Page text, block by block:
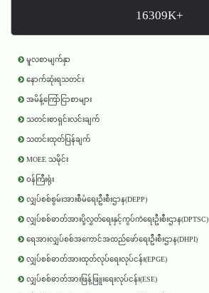
16309K+
မူလစာမျက်နှာ
နောက်ဆုံးရသတင်း
အမိန့်ကြော်ငြာစာများ
သတင်းစာရှင်းလင်းချက်
သတင်းထုတ်ပြန်ချက်
MOEE သမိုင်း
ဝန်ကြီးရုံး
လျှပ်စစ်စွမ်းအားစီမံရေးဦးစီးဌာန(DEPP)
လျှပ်စစ်ဓာတ်အားပို့လွှတ်ရေးနှင့်ကွပ်ကဲရေးဦးစီးဌာန(DPTSC)
ရေအားလျှပ်စစ်အကောင်အထည်ဖော်ရေးဦးစီးဌာန(DHPI)
လျှပ်စစ်ဓာတ်အားထုတ်လုပ်ရေးလုပ်ငန်း(EPGE)
လျှပ်စစ်ဓာတ်အားဖြန့်ဖြူးရေးလုပ်ငန်း(ESE)